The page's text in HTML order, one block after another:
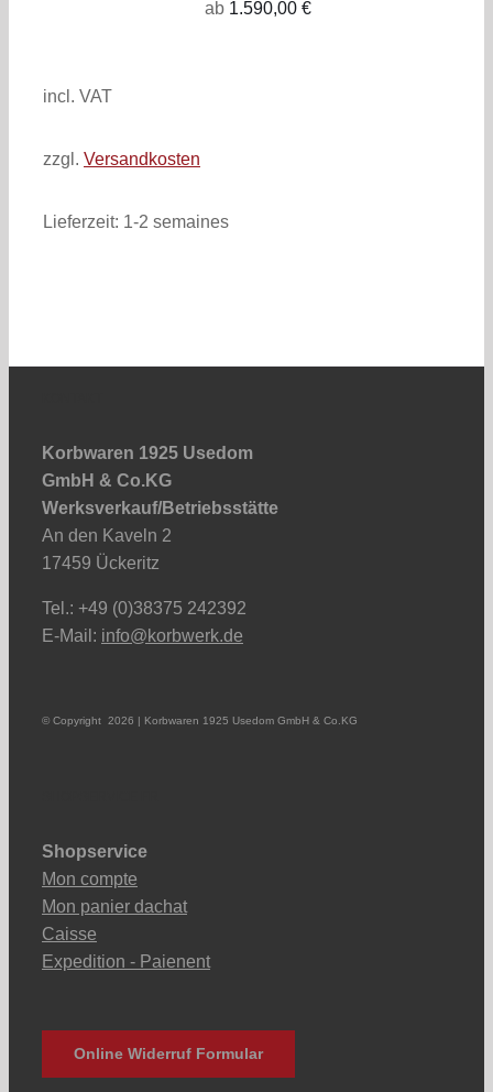
ab 1.590,00 €
incl. VAT
zzgl. Versandkosten
Lieferzeit: 1-2 semaines
Korbwaren 1925 Usedom
GmbH & Co.KG
Werksverkauf/Betriebsstätte
An den Kaveln 2
17459 Ückeritz
Tel.: +49 (0)38375 242392
E-Mail: info@korbwerk.de
© Copyright 2026 | Korbwaren 1925 Usedom GmbH & Co.KG
Shopservice
Mon compte
Mon panier dachat
Caisse
Expedition - Paienent
Online Widerruf Formular